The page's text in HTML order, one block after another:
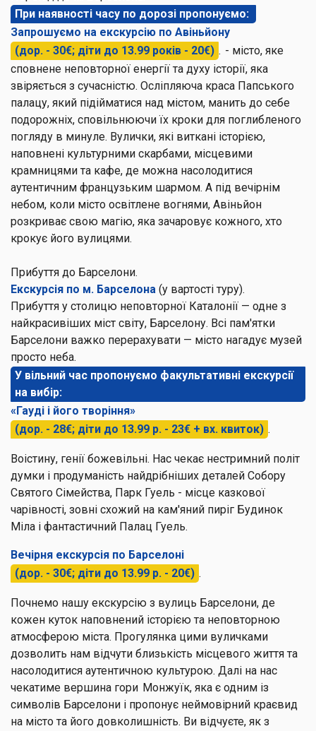
При наявності часу по дорозі пропонуємо:
Запрошуємо на екскурсію по Авіньйону
(дор. - 30€; діти до 13.99 років - 20€) . - місто, яке
сповнене неповторної енергії та духу історії, яка
звіряється з сучасністю. Осліпляюча краса Папського
палацу, який підійматися над містом, манить до себе
подорожніх, сповільнюючи їх кроки для поглибленого
погляду в минуле. Вулички, які виткані історією,
наповнені культурними скарбами, місцевими
крамницями та кафе, де можна насолодитися
аутентичним французьким шармом. А під вечірнім
небом, коли місто освітлене вогнями, Авіньйон
розкриває свою магію, яка зачаровує кожного, хто
крокує його вулицями.
Прибуття до Барселони.
Екскурсія по м. Барселона (у вартості туру).
Прибуття у столицю неповторної Каталонії — одне з
найкрасивіших міст світу, Барселону. Всі пам'ятки
Барселони важко перерахувати — місто нагадує музей
просто неба.
У вільний час пропонуємо факультативні екскурсії
на вибір:
«Гауді і його творіння»
(дор. - 28€; діти до 13.99 р. - 23€ + вх. квиток) .
Воістину, генії божевільні. Нас чекає нестримний політ
думки і продуманість найдрібніших деталей Собору
Святого Сімейства, Парк Гуель - місце казкової
чарівності, зовні схожий на кам'яний пиріг Будинок
Міла і фантастичний Палац Гуель.
Вечірня екскурсія по Барселоні
(дор. - 30€; діти до 13.99 р. - 20€) .
Почнемо нашу екскурсію з вулиць Барселони, де
кожен куток наповнений історією та неповторною
атмосферою міста. Прогулянка цими вуличками
дозволить нам відчути близькість місцевого життя та
насолодитися аутентичною культурою. Далі на нас
чекатиме вершина гори Монжуїк, яка є одним із
символів Барселони і пропонує неймовірний краєвид
на місто та його довколишність. Ви відчуєте, як з